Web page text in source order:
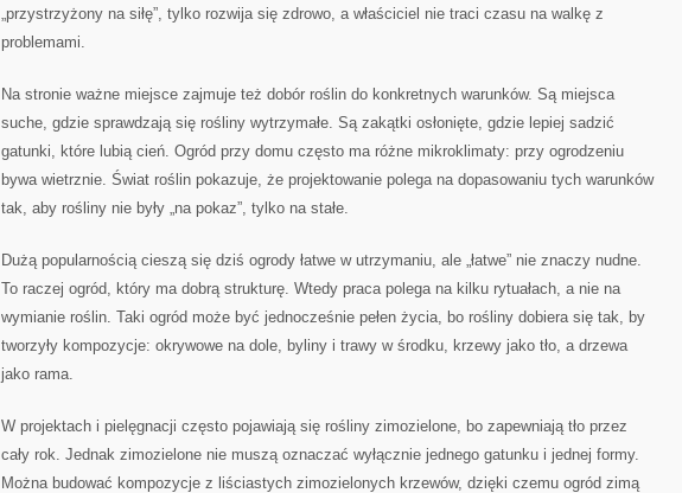
„przystrzyżony na siłę”, tylko rozwija się zdrowo, a właściciel nie traci czasu na walkę z
problemami.
Na stronie ważne miejsce zajmuje też dobór roślin do konkretnych warunków. Są miejsca
suche, gdzie sprawdzają się rośliny wytrzymałe. Są zakątki osłonięte, gdzie lepiej sadzić
gatunki, które lubią cień. Ogród przy domu często ma różne mikroklimaty: przy ogrodzeniu
bywa wietrznie. Świat roślin pokazuje, że projektowanie polega na dopasowaniu tych warunków
tak, aby rośliny nie były „na pokaz”, tylko na stałe.
Dużą popularnością cieszą się dziś ogrody łatwe w utrzymaniu, ale „łatwe” nie znaczy nudne.
To raczej ogród, który ma dobrą strukturę. Wtedy praca polega na kilku rytuałach, a nie na
wymianie roślin. Taki ogród może być jednocześnie pełen życia, bo rośliny dobiera się tak, by
tworzyły kompozycje: okrywowe na dole, byliny i trawy w środku, krzewy jako tło, a drzewa
jako rama.
W projektach i pielęgnacji często pojawiają się rośliny zimozielone, bo zapewniają tło przez
cały rok. Jednak zimozielone nie muszą oznaczać wyłącznie jednego gatunku i jednej formy.
Można budować kompozycje z liściastych zimozielonych krzewów, dzięki czemu ogród zimą